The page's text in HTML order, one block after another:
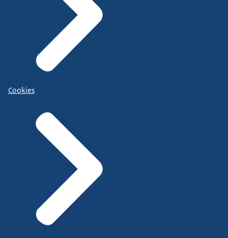
Cookies